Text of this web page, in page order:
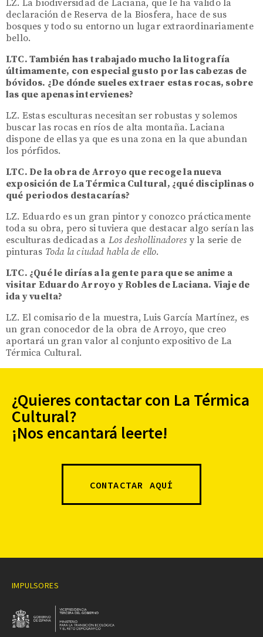
LZ. La biodiversidad de Laciana, que le ha valido la
declaración de Reserva de la Biosfera, hace de sus
bosques y todo su entorno un lugar extraordinariamente
bello.
LTC. También has trabajado mucho la litografía
últimamente, con especial gusto por las cabezas de
bóvidos. ¿De dónde sueles extraer estas rocas, sobre
las que apenas intervienes?
LZ. Estas esculturas necesitan ser robustas y solemos
buscar las rocas en ríos de alta montaña. Laciana
dispone de ellas ya que es una zona en la que abundan
los pórfidos.
LTC. De la obra de Arroyo que recoge la nueva
exposición de La Térmica Cultural, ¿qué disciplinas o
qué periodos destacarías?
LZ. Eduardo es un gran pintor y conozco prácticamente
toda su obra, pero si tuviera que destacar algo serían las
esculturas dedicadas a Los deshollinadores y la serie de
pinturas Toda la ciudad habla de ello.
LTC. ¿Qué le dirías a la gente para que se anime a
visitar Eduardo Arroyo y Robles de Laciana. Viaje de
ida y vuelta?
LZ. El comisario de la muestra, Luis García Martínez, es
un gran conocedor de la obra de Arroyo, que creo
aportará un gran valor al conjunto expositivo de La
Térmica Cultural.
¿Quieres contactar con La Térmica
Cultural?
¡Nos encantará leerte!
CONTACTAR AQUÍ
IMPULSORES